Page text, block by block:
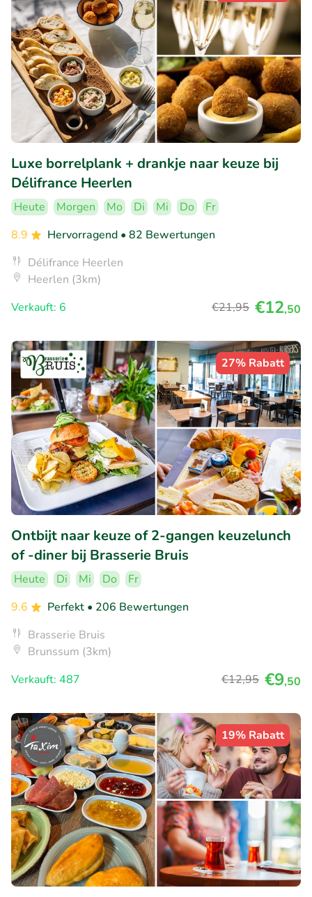
Luxe borrelplank + drankje naar keuze bij
Délifrance Heerlen
Heute Morgen Mo Di Mi Do
Fr
8.9
Hervorragend • 82 Bewertungen
Délifrance Heerlen
Heerlen (3km)
Verkauft: 6
€21,95 €12,50
27% Rabatt
Ontbijt naar keuze of 2-gangen keuzelunch
of -diner bij Brasserie Bruis
Heute Di Mi Do
Fr
9.6
Perfekt • 206 Bewertungen
Brasserie Bruis
Brunssum (3km)
Verkauft: 487
€12,95 €9,50
19% Rabatt